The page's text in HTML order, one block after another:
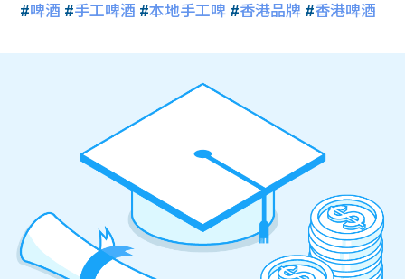
#啤酒 #手工啤酒 #本地手工啤 #香港品牌 #香港啤酒